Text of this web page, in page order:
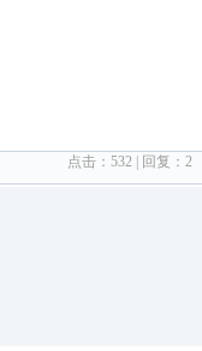
点击： 532 | 回复： 2